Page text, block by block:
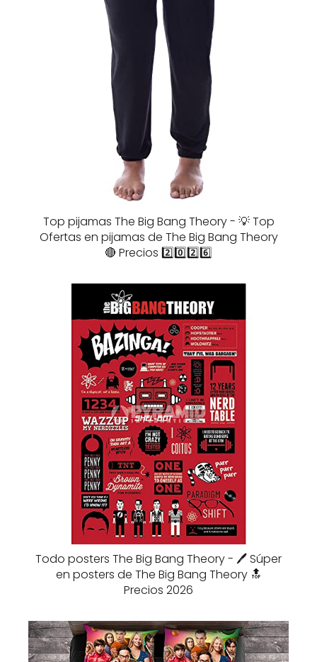
Top pijamas The Big Bang Theory - 💡 Top
Ofertas en pijamas de The Big Bang Theory
🔴 Precios 2️⃣0️⃣2️⃣6️⃣
Todo posters The Big Bang Theory - 🖊️ Súper
en posters de The Big Bang Theory 🔝
Precios 2026